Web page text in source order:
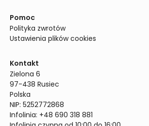
Pomoc
Polityka zwrotów
Ustawienia plików cookies
Kontakt
Zielona 6
97-438 Rusiec
Polska
NIP: 5252772868
Infolinia: +48 690 318 881